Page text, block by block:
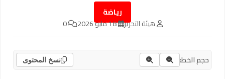
رياضة
هيئة التحرير 18 مايو 2026 0
حجم الخط: نسخ المحتوى